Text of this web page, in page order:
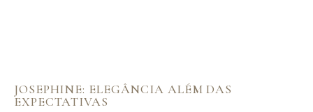
JOSEPHINE: ELEGÂNCIA ALÉM DAS
EXPECTATIVAS